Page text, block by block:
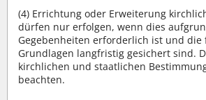
(4) Errichtung oder Erweiterung
dürfen nur erfolgen, wenn dies
Gegebenheiten erforderlich ist und die
Grundlagen langfristig gesichert sind.
kirchlichen und staatlichen
beachten.